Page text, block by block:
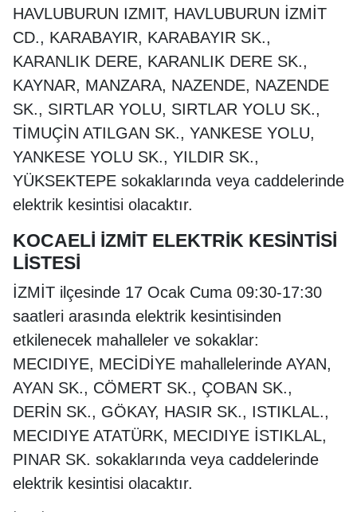
HAVLUBURUN IZMIT, HAVLUBURUN İZMİT
CD., KARABAYIR, KARABAYIR SK.,
KARANLIK DERE, KARANLIK DERE SK.,
KAYNAR, MANZARA, NAZENDE, NAZENDE
SK., SIRTLAR YOLU, SIRTLAR YOLU SK.,
TİMUÇİN ATILGAN SK., YANKESE YOLU,
YANKESE YOLU SK., YILDIR SK.,
YÜKSEKTEPE sokaklarında veya caddelerinde
elektrik kesintisi olacaktır.
KOCAELİ İZMİT ELEKTRİK KESİNTİSİ
LİSTESİ
İZMİT ilçesinde 17 Ocak Cuma 09:30-17:30
saatleri arasında elektrik kesintisinden
etkilenecek mahalleler ve sokaklar:
MECIDIYE, MECİDİYE mahallelerinde AYAN,
AYAN SK., CÖMERT SK., ÇOBAN SK.,
DERİN SK., GÖKAY, HASIR SK., ISTIKLAL.,
MECIDIYE ATATÜRK, MECIDIYE İSTIKLAL,
PINAR SK. sokaklarında veya caddelerinde
elektrik kesintisi olacaktır.